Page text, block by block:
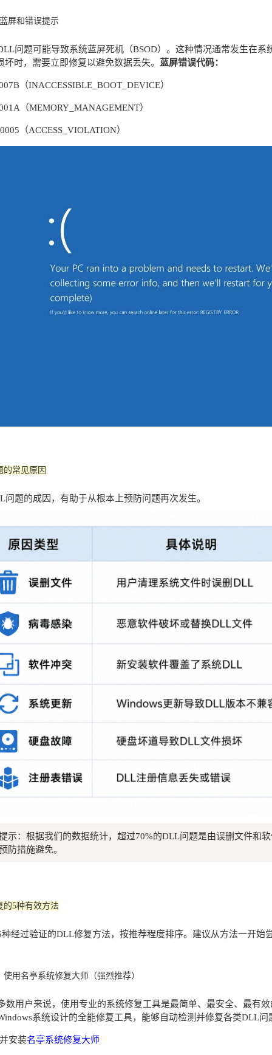
屏和错误提示
问题可能导致系统蓝屏死机（BSOD）。这种情况通常发生在
坏时，需要立即修复以避免数据丢失。
蓝屏错误代码：
（INACCESSIBLE_BOOT_DEVICE）
（MEMORY_MANAGEMENT）
（ACCESS_VIOLATION）
的常见原因
问题的成因，有助于从根本上预防问题再次发生。
示：根据我们的数据统计，超过70%的DLL问题是由误删文件和
防措施避免。
的5种有效方法
经过验证的DLL修复方法，按推荐程度排序。建议从方法一开始
使用名亭系统修复大师（强烈推荐）
数用户来说，使用专业的系统修复工具是最简单、最安全、最有
系统设计的全能修复工具，能够自动检测并修复各类DLL问
安装名亭系统修复大师